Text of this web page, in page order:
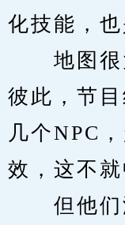
化技能，
地图很
彼此，节
几个NPC
效，这不就
但他们